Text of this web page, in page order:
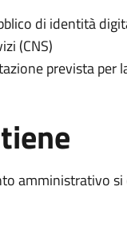
di identità
(CNS)
prevista per
amministrativo